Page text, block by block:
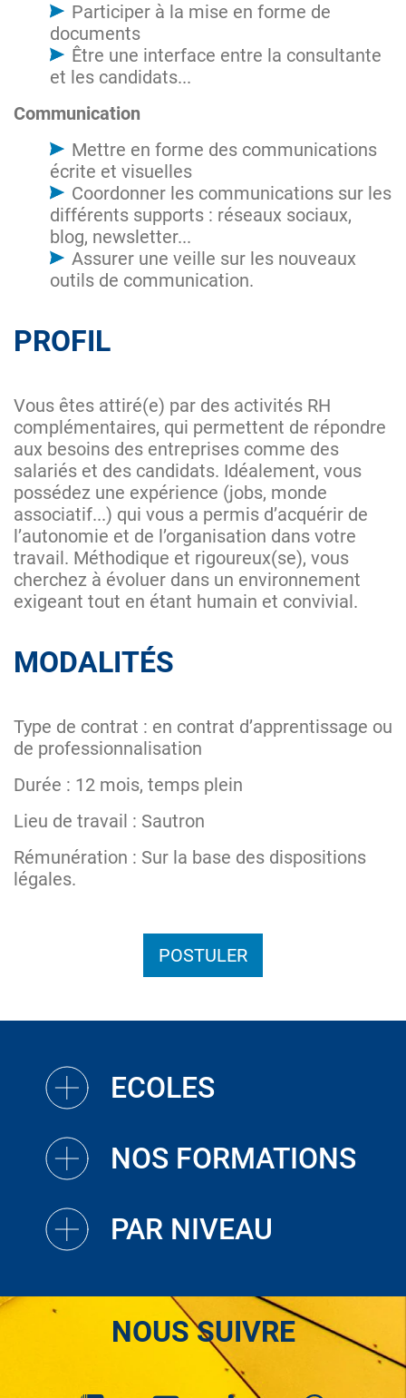
Participer à la mise en forme de
documents
Être une interface entre la consultante
et les candidats...
Communication
Mettre en forme des communications
écrite et visuelles
Coordonner les communications sur les
différents supports : réseaux sociaux,
blog, newsletter...
Assurer une veille sur les nouveaux
outils de communication.
PROFIL
Vous êtes attiré(e) par des activités RH
complémentaires, qui permettent de répondre
aux besoins des entreprises comme des
salariés et des candidats. Idéalement, vous
possédez une expérience (jobs, monde
associatif...) qui vous a permis d’acquérir de
l’autonomie et de l’organisation dans votre
travail. Méthodique et rigoureux(se), vous
cherchez à évoluer dans un environnement
exigeant tout en étant humain et convivial.
MODALITÉS
Type de contrat : en contrat d’apprentissage ou
de professionnalisation
Durée : 12 mois, temps plein
Lieu de travail : Sautron
Rémunération : Sur la base des dispositions
légales.
POSTULER
ECOLES
NOS FORMATIONS
PAR NIVEAU
NOUS SUIVRE